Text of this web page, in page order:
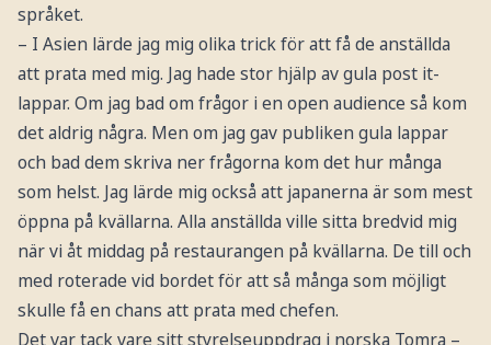
språket.
– I Asien lärde jag mig olika trick för att få de anställda
att prata med mig. Jag hade stor hjälp av gula post it-
lappar. Om jag bad om frågor i en open audience så kom
det aldrig några. Men om jag gav publiken gula lappar
och bad dem skriva ner frågorna kom det hur många
som helst. Jag lärde mig också att japanerna är som mest
öppna på kvällarna. Alla anställda ville sitta bredvid mig
när vi åt middag på restaurangen på kvällarna. De till och
med roterade vid bordet för att så många som möjligt
skulle få en chans att prata med chefen.
Det var tack vare sitt styrelseuppdrag i norska Tomra –